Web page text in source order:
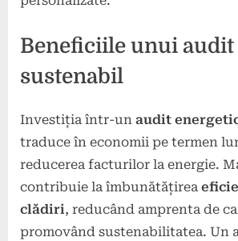
Beneficiile unui audit
sustenabil
Investiția într-un audit
traduce în economii pe termen
reducerea facturilor la energie.
contribuie la îmbunătățirea
clădiri, reducând amprenta de
promovând sustenabilitatea. Un